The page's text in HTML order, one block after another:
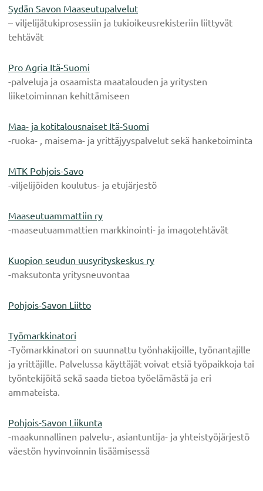
Sydän Savon Maaseutupalvelut
– viljelijätukiprosessiin ja tukioikeusrekisteriin liittyvät
tehtävät
Pro Agria Itä-Suomi
-palveluja ja osaamista maatalouden ja yritysten
liiketoiminnan kehittämiseen
Maa- ja kotitalousnaiset Itä-Suomi
-ruoka- , maisema- ja yrittäjyyspalvelut sekä hanketoiminta
MTK Pohjois-Savo
-viljelijöiden koulutus- ja etujärjestö
Maaseutuammattiin ry
-maaseutuammattien markkinointi- ja imagotehtävät
Kuopion seudun uusyrityskeskus ry
-maksutonta yritysneuvontaa
Pohjois-Savon Liitto
Työmarkkinatori
-Työmarkkinatori on suunnattu työnhakijoille, työnantajille
ja yrittäjille. Palvelussa käyttäjät voivat etsiä työpaikkoja tai
työntekijöitä sekä saada tietoa työelämästä ja eri
ammateista.
Pohjois-Savon Liikunta
-maakunnallinen palvelu-, asiantuntija- ja yhteistyöjärjestö
väestön hyvinvoinnin lisäämisessä